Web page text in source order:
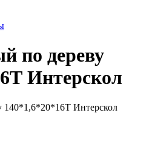
по дереву
Интерскол